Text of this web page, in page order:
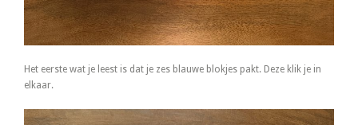
Het eerste wat je leest is dat je zes blauwe blokjes pakt. Deze klik je in
elkaar.